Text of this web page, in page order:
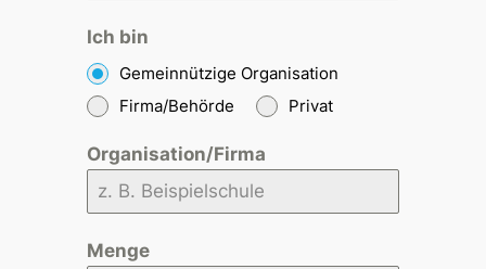
Ich bin
Gemeinnützige Organisation
Firma/Behörde
Privat
Organisation/Firma
Menge